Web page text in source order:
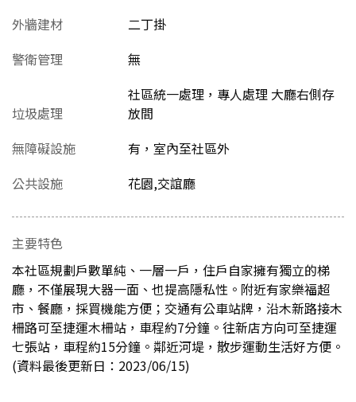
外牆建材
二丁掛
警衛管理
無
垃圾處理
社區統一處理，專人處理 大廳右側存
放間
無障礙設施
有，室內至社區外
公共設施
花園,交誼廳
主要特色
本社區規劃戶數單純、一層一戶，住戶自家擁有獨立的梯
廳，不僅展現大器一面、也提高隱私性。附近有家樂福超
市、餐廳，採買機能方便；交通有公車站牌，沿木新路接木
柵路可至捷運木柵站，車程約7分鐘。往新店方向可至捷運
七張站，車程約15分鐘。鄰近河堤，散步運動生活好方便。
(資料最後更新日：2023/06/15)